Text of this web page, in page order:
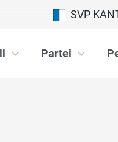
SVP
Partei